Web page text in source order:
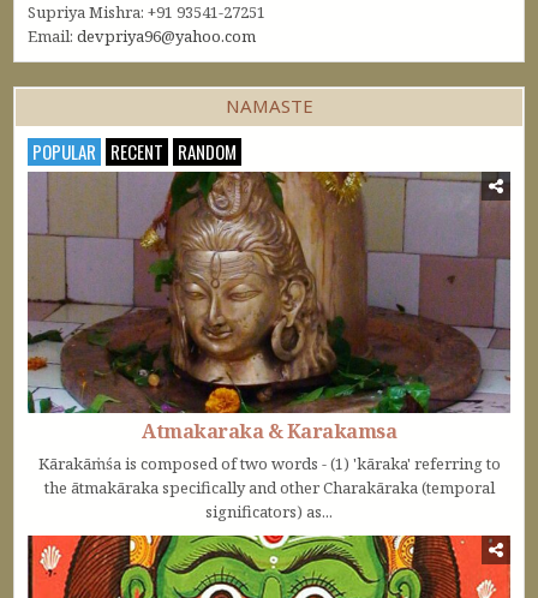
Supriya Mishra: +91 93541-27251
Email:devpriya96@yahoo.com
NAMASTE
POPULAR RECENT RANDOM
Atmakaraka & Karakamsa
Kārakāṁśa is composed of two words - (1) 'kāraka' referring to
the ātmakāraka specifically and other Charakāraka (temporal
significators) as...